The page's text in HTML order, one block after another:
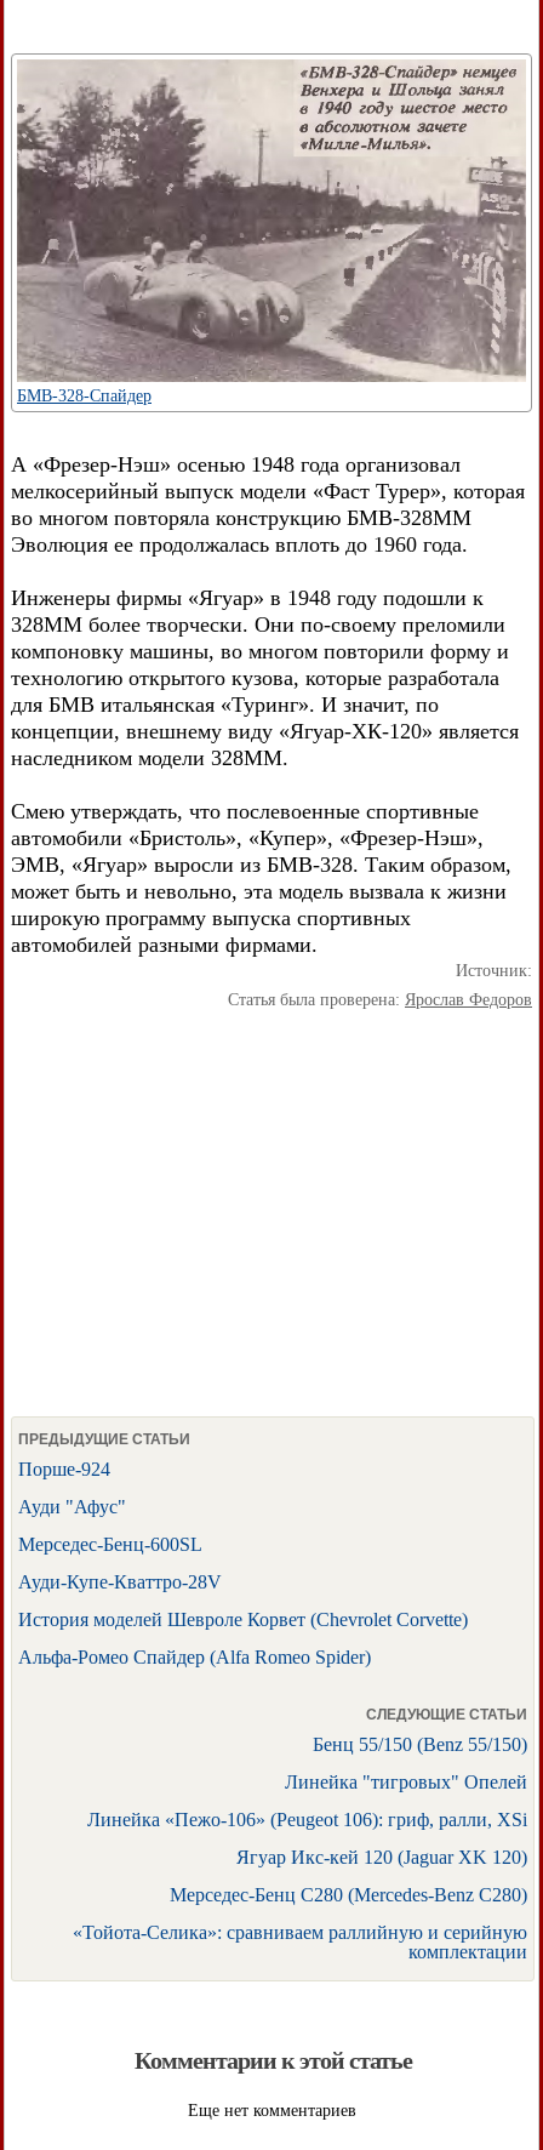
БМВ-328-Спайдер
А «Фрезер-Нэш» осенью 1948 года организовал
мелкосерийный выпуск модели «Фаст Турер», которая
во многом повторяла конструкцию БМВ-328ММ
Эволюция ее продолжалась вплоть до 1960 года.
Инженеры фирмы «Ягуар» в 1948 году подошли к
328ММ более творчески. Они по-своему преломили
компоновку машины, во многом повторили форму и
технологию открытого кузова, которые разработала
для БМВ итальянская «Туринг». И значит, по
концепции, внешнему виду «Ягуар-ХК-120» является
наследником модели 328ММ.
Смею утверждать, что послевоенные спортивные
автомобили «Бристоль», «Купер», «Фрезер-Нэш»,
ЭМВ, «Ягуар» выросли из БМВ-328. Таким образом,
может быть и невольно, эта модель вызвала к жизни
широкую программу выпуска спортивных
автомобилей разными фирмами.
Источник:
Статья была проверена: Ярослав Федоров
ПРЕДЫДУЩИЕ СТАТЬИ
Порше-924
Ауди "Афус"
Мерседес-Бенц-600SL
Ауди-Купе-Кваттро-28V
История моделей Шевроле Корвет (Chevrolet Corvette)
Альфа-Ромео Спайдер (Alfa Romeo Spider)
СЛЕДУЮЩИЕ СТАТЬИ
Бенц 55/150 (Benz 55/150)
Линейка "тигровых" Опелей
Линейка «Пежо-106» (Peugeot 106): гриф, ралли, XSi
Ягуар Икс-кей 120 (Jaguar XK 120)
Мерседес-Бенц С280 (Mercedes-Benz C280)
«Тойота-Селика»: сравниваем раллийную и серийную
комплектации
Комментарии к этой статье
Еще нет комментариев